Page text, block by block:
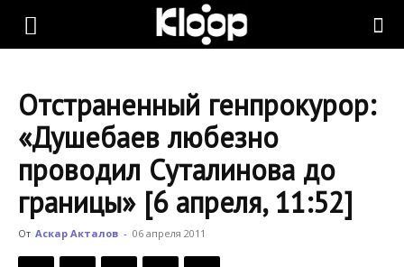
KLOOP.KG
Новости
Кыргызстана
Отстраненный генпрокурор:
«Душебаев любезно
проводил Суталинова до
границы» [6 апреля, 11:52]
От Аскар Акталов - 06 апреля 2011